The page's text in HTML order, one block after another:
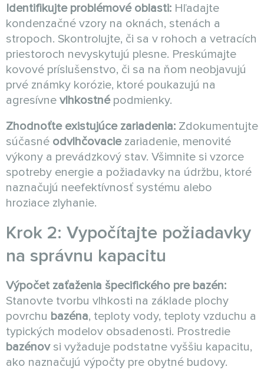
Identifikujte problémové oblasti: Hľadajte
kondenzačné vzory na oknách, stenách a
stropoch. Skontrolujte, či sa v rohoch a vetracích
priestoroch nevyskytujú plesne. Preskúmajte
kovové príslušenstvo, či sa na ňom neobjavujú
prvé známky korózie, ktoré poukazujú na
agresívne vlhkostnépodmienky.
Zhodnoťte existujúce zariadenia: Zdokumentujte
súčasné odvlhčovaciezariadenie, menovité
výkony a prevádzkový stav. Všimnite si vzorce
spotreby energie a požiadavky na údržbu, ktoré
naznačujú neefektívnosť systému alebo
hroziace zlyhanie.
Krok 2: Vypočítajte požiadavky
na správnu kapacitu
Výpočet zaťaženia špecifického pre bazén:
Stanovte tvorbu vlhkosti na základe plochy
povrchu bazéna, teploty vody, teploty vzduchu a
typických modelov obsadenosti. Prostredie
bazénovsi vyžaduje podstatne vyššiu kapacitu,
ako naznačujú výpočty pre obytné budovy.